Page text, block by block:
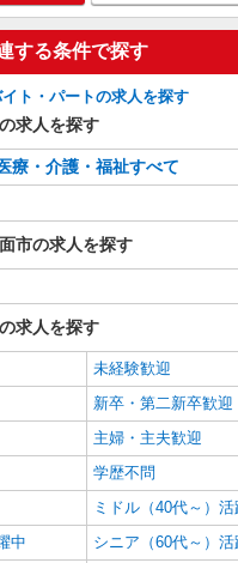
詳細を
する条件で探す
ト・パートの求人を探す
求人を探す
療・介護・福祉すべて
市の求人を探す
求人を探す
未経験歓迎
新卒・第二新卒歓迎
主婦・主夫歓迎
学歴不問
ミドル（40代～）活
中
シニア（60代～）活